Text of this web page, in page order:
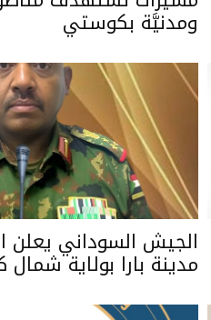
ومدنيَّة بكوستي
الجيش السوداني يعلن
مدينة بارا بولاية شمال